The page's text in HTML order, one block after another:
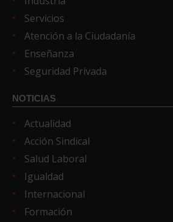
Servicios
Atención a la Ciudadanía
Enseñanza
Seguridad Privada
NOTICIAS
Actualidad
Acción Sindical
Salud Laboral
Igualdad
Internacional
Formación